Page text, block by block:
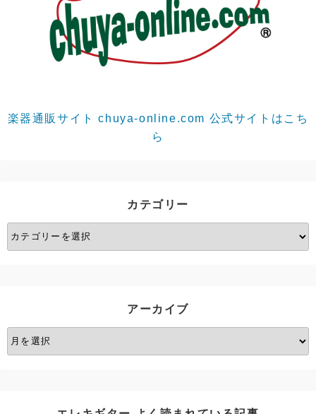
楽器通販サイト chuya-online.com 公式サイトはこち
ら
カテゴリー
カ
テ
アーカイブ
ア
ー